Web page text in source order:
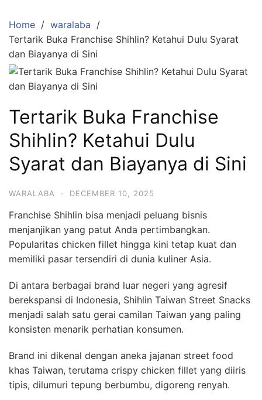
content
Home
waralaba
Tertarik Buka Franchise Shihlin? Ketahui Dulu Syarat
dan Biayanya di Sini
Tertarik Buka Franchise
Shihlin? Ketahui Dulu
Syarat dan Biayanya di Sini
WARALABA · DECEMBER 10, 2025
Franchise Shihlin bisa menjadi peluang bisnis
menjanjikan yang patut Anda pertimbangkan.
Popularitas chicken fillet hingga kini tetap kuat dan
memiliki pasar tersendiri di dunia kuliner Asia.
Di antara berbagai brand luar negeri yang agresif
berekspansi di Indonesia, Shihlin Taiwan Street Snacks
menjadi salah satu gerai camilan Taiwan yang paling
konsisten menarik perhatian konsumen.
Brand ini dikenal dengan aneka jajanan street food
khas Taiwan, terutama crispy chicken fillet yang diiris
tipis, dilumuri tepung berbumbu, digoreng renyah.